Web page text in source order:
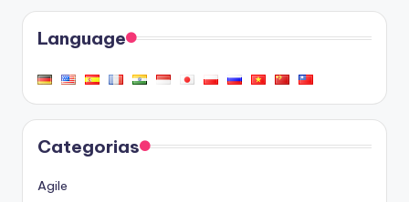
Language
Categorias
Agile